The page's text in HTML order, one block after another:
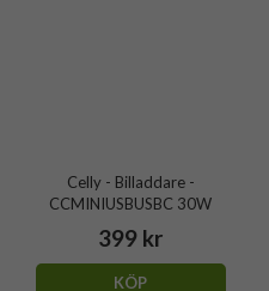
Celly - Billaddare -
CCMINIUSBUSBC 30W
399 kr
KÖP